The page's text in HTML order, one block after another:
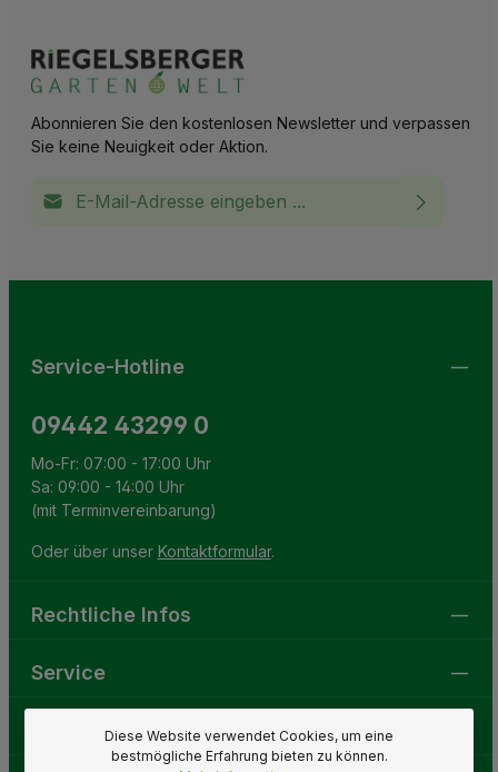
Abonnieren Sie den kostenlosen Newsletter und verpassen
Sie keine Neuigkeit oder Aktion.
Service-Hotline
09442 43299 0
Mo-Fr: 07:00 - 17:00 Uhr
Sa: 09:00 - 14:00 Uhr
(mit Terminvereinbarung)
Oder über unser Kontaktformular.
Rechtliche Infos
Service
GartenweltDiese Website verwendet Cookies, um eine
bestmögliche Erfahrung bieten zu können.